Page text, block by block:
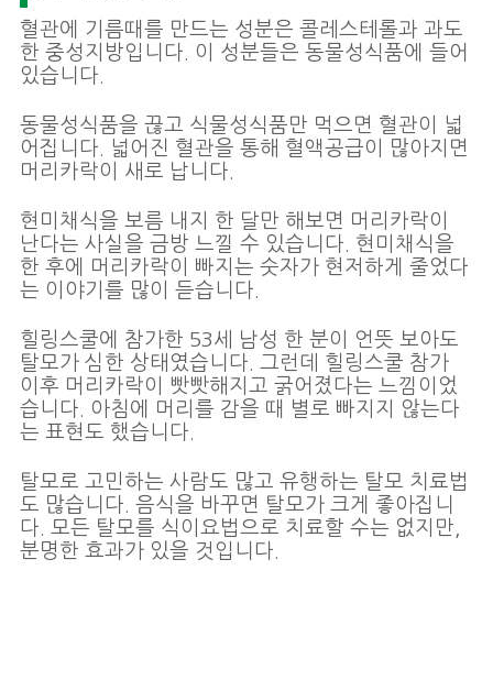
혈관에 기름때를 만드는 성분은 콜레스테롤과 과도
한 중성지방입니다. 이 성분들은 동물성식품에 들어
있습니다.
동물성식품을 끊고 식물성식품만 먹으면 혈관이 넓
어집니다. 넓어진 혈관을 통해 혈액공급이 많아지면
머리카락이 새로 납니다.
현미채식을 보름 내지 한 달만 해보면 머리카락이
난다는 사실을 금방 느낄 수 있습니다. 현미채식을
한 후에 머리카락이 빠지는 숫자가 현저하게 줄었다
는 이야기를 많이 듣습니다.
힐링스쿨에 참가한 53세 남성 한 분이 언뜻 보아도
탈모가 심한 상태였습니다. 그런데 힐링스쿨 참가
이후 머리카락이 빳빳해지고 굵어졌다는 느낌이었
습니다. 아침에 머리를 감을 때 별로 빠지지 않는다
는 표현도 했습니다.
탈모로 고민하는 사람도 많고 유행하는 탈모 치료법
도 많습니다. 음식을 바꾸면 탈모가 크게 좋아집니
다. 모든 탈모를 식이요법으로 치료할 수는 없지만,
분명한 효과가 있을 것입니다.